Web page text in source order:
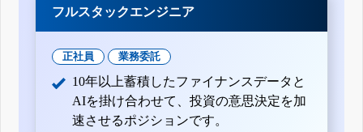
フルスタックエンジニア
正社員 業務委託
10年以上蓄積したファイナンスデータと
AIを掛け合わせて、投資の意思決定を加
速させるポジションです。